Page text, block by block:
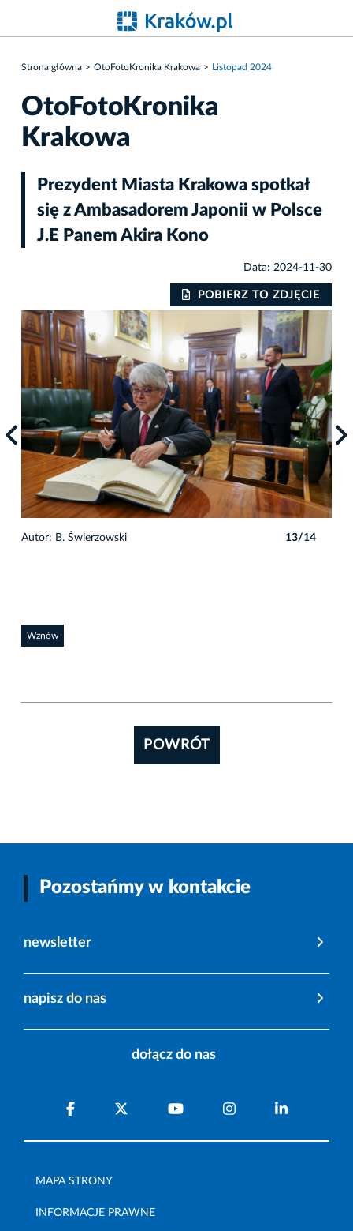
Strona główna OtoFotoKronika Krakowa Listopad 2024
OtoFotoKronika
Krakowa
Prezydent Miasta Krakowa spotkał
się z Ambasadorem Japonii w Polsce
J.E Panem Akira Kono
Data: 2024-11-30
POBIERZ TO ZDJĘCIE
Autor: B. Świerzowski 13/14
Wznów
POWRÓT
Pozostańmy w kontakcie
newsletter
napisz do nas
dołącz do nas
MAPA STRONY
INFORMACJE PRAWNE